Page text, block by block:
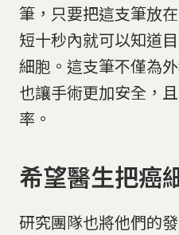
筆，只要把這支筆放
短十秒內就可以知道
細胞。這支筆不僅為
也讓手術更加安全，
率。
希望醫生把癌
研究團隊也將他們的